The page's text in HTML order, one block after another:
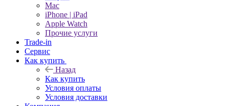
Mac
iPhone | iPad
Apple Watch
Прочие услуги
Trade-in
Сервис
Как купить
Назад
Как купить
Условия оплаты
Условия доставки